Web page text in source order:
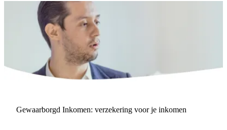
Gewaarborgd Inkomen: verzekering voor je inkomen